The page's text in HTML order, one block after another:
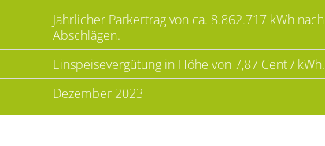
Jährlicher Parkertrag von ca. 8.862.717 kWh nach
Abschlägen.
Einspeisevergütung in Höhe von 7,87 Cent / kWh.
Dezember 2023